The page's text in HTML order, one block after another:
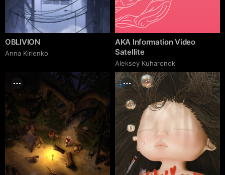
OBLIVION
Anna Kirienko
AKA Information Video
Satellite
Aleksey Kuharonok